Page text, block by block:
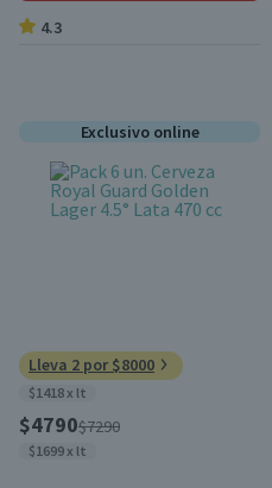
4.3
Exclusivo online
Lleva 2 por $8000
$1418 x lt
$4790$7290
$1699 x lt